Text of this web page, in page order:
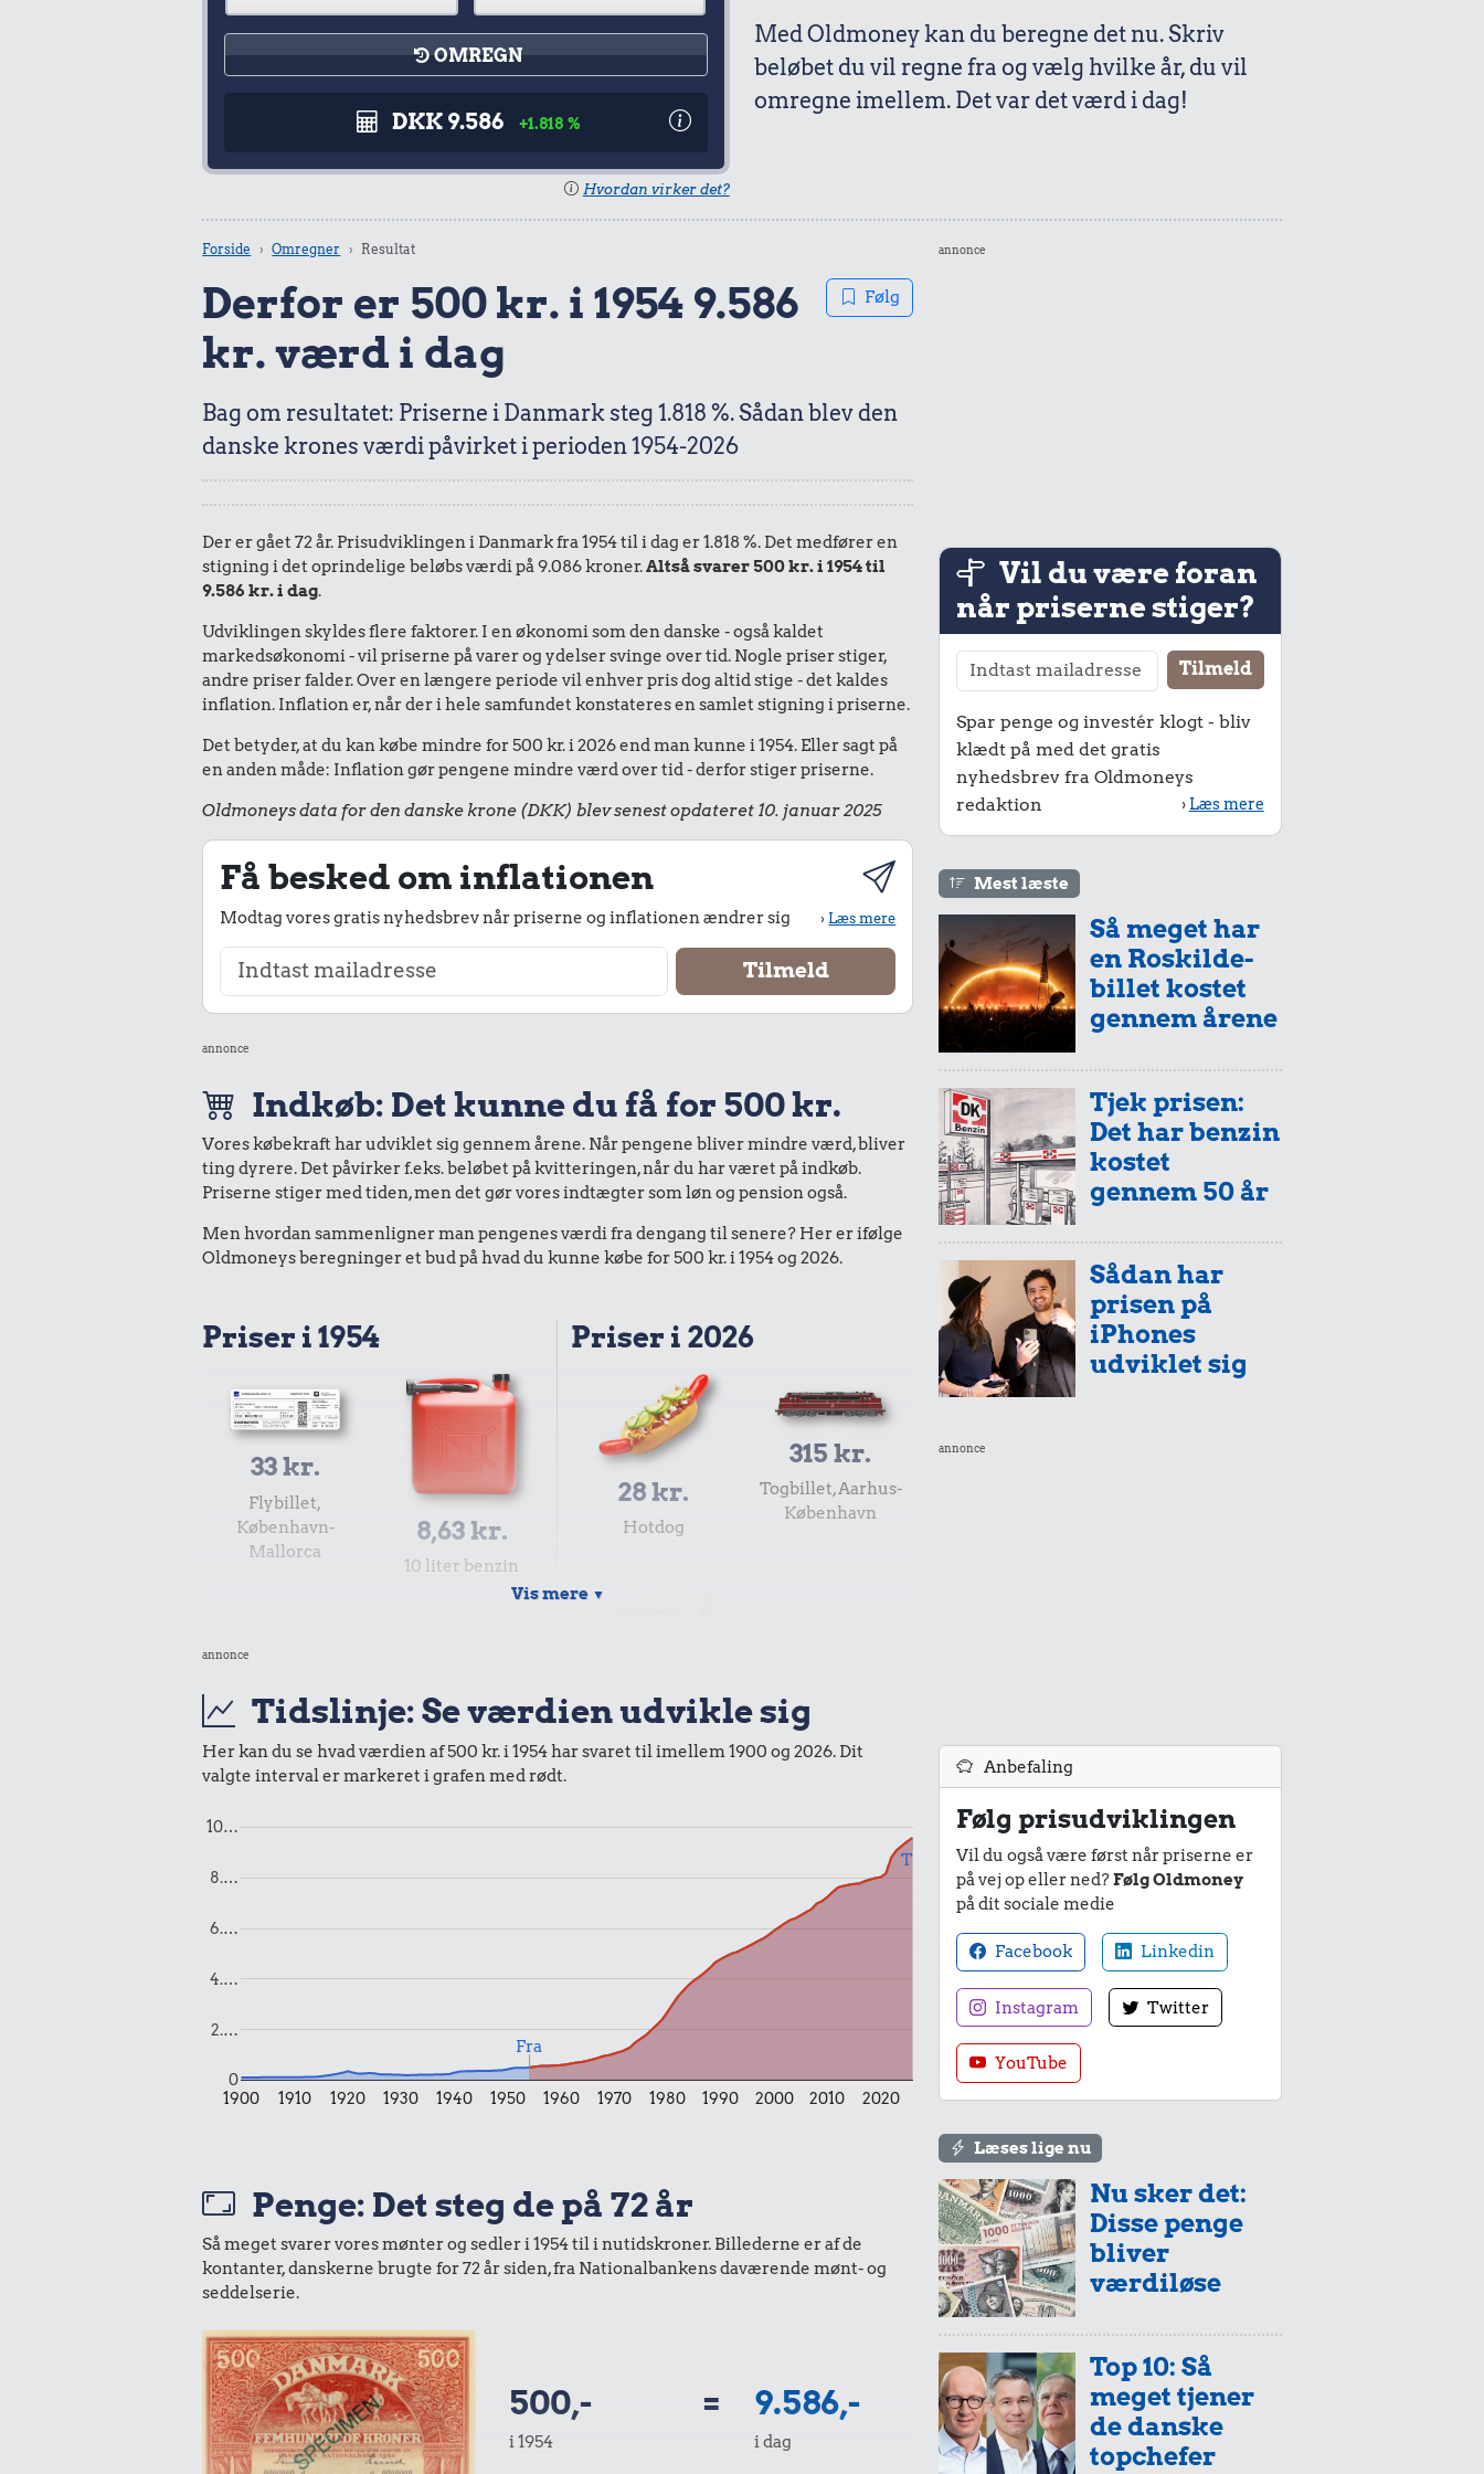
OMREGN
DKK 9.586 +1.818 %
Hvordan virker det?
Med Oldmoney kan du beregne det nu. Skriv
beløbet du vil regne fra og vælg hvilke år, du vil
omregne imellem. Det var det værd i dag!
Forside Omregner Resultat
Derfor er 500 kr. i 1954 9.586
kr. værd i dag
Følg
Bag om resultatet: Priserne i Danmark steg 1.818 %. Sådan blev den
danske krones værdi påvirket i perioden 1954-2026
Der er gået 72 år. Prisudviklingen i Danmark fra 1954 til i dag er 1.818 %. Det medfører en
stigning i det oprindelige beløbs værdi på 9.086 kroner.Altså svarer 500 kr. i 1954 til
9.586 kr. i dag.
Udviklingen skyldes flere faktorer. I en økonomi som den danske - også kaldet
markedsøkonomi - vil priserne på varer og ydelser svinge over tid. Nogle priser stiger,
andre priser falder. Over en længere periode vil enhver pris dog altid stige - det kaldes
inflation. Inflation er, når der i hele samfundet konstateres en samlet stigning i priserne.
Det betyder, at du kan købe mindre for 500 kr. i 2026 end man kunne i 1954. Eller sagt på
en anden måde: Inflation gør pengene mindre værd over tid - derfor stiger priserne.
Oldmoneys data for den danske krone (DKK) blev senest opdateret 10. januar 2025
Få besked om inflationen
Modtag vores gratis nyhedsbrev når priserne og inflationen ændrer sig ›Læs mere
annonce
Indkøb: Det kunne du få for 500 kr.
Vores købekraft har udviklet sig gennem årene. Når pengene bliver mindre værd, bliver
ting dyrere. Det påvirker f.eks. beløbet på kvitteringen, når du har været på indkøb.
Priserne stiger med tiden, men det gør vores indtægter som løn og pension også.
Men hvordan sammenligner man pengenes værdi fra dengang til senere? Her er ifølge
Oldmoneys beregninger et bud på hvad du kunne købe for 500 kr. i 1954 og 2026.
Priser i 1954
33 kr.
Flybillet,
København-
Mallorca
8,63 kr.
10 liter benzin
3,18 kr.
32 kr. 1,01 kr.
1,69 kr.
Bakke jordbær
169 kr.
Komfur
Priser i 2026
28 kr.
Hotdog
315 kr.
Togbillet, Aarhus-
København
25 kr.
54 kr.
1/3 kg marcipan
Vis mere ▼
annonce
Tidslinje: Se værdien udvikle sig
Her kan du se hvad værdien af 500 kr. i 1954 har svaret til imellem 1900 og 2026. Dit
valgte interval er markeret i grafen med rødt.
1900 1910 1920 1930 1940 1950 1960 1970 1980 1990 2000 2010 2020
0
2.…
4.…
6.…
8.…
10…
Fra
Til
Penge: Det steg de på 72 år
Så meget svarer vores mønter og sedler i 1954 til i nutidskroner. Billederne er af de
kontanter, danskerne brugte for 72 år siden, fra Nationalbankens daværende mønt- og
seddelserie.
500,-
i 1954
= 9.586,-
i dag
annonce
Vil du være foran
når priserne stiger?
Spar penge og investér klogt - bliv
klædt på med det gratis
nyhedsbrev fra Oldmoneys
redaktion
› Læs mere
Mest læste
Så meget har
en Roskilde-
billet kostet
gennem årene
Tjek prisen:
Det har benzin
kostet
gennem 50 år
Sådan har
prisen på
iPhones
udviklet sig
annonce
Anbefaling
Følg prisudviklingen
Vil du også være først når priserne er
på vej op eller ned?Følg Oldmoney
på dit sociale medie
Facebook Linkedin
Instagram Twitter
YouTube
Læses lige nu
Nu sker det:
Disse penge
bliver
værdiløse
Top 10: Så
meget tjener
de danske
topchefer